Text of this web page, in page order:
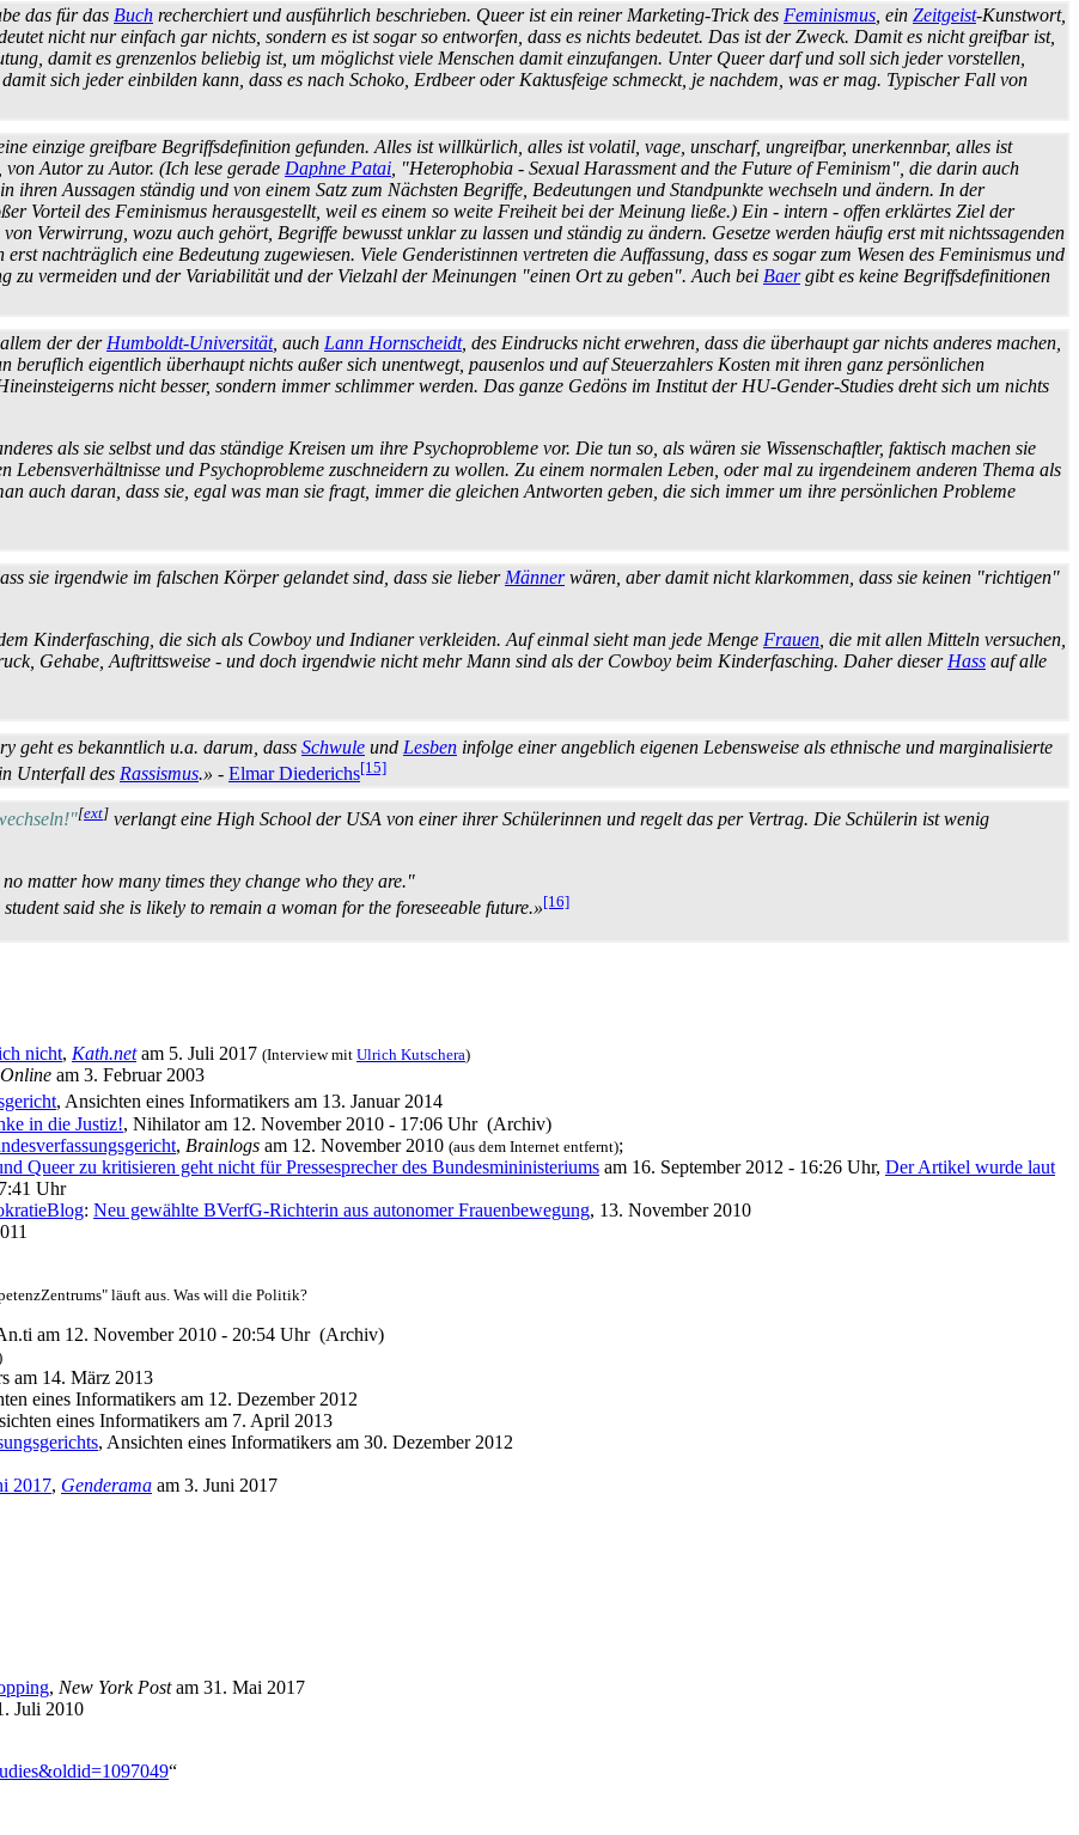
das für das Buch recherchiert und ausführlich beschrieben. Queer ist ein reiner Marketing-Trick des Feminismus , ein Zeitgeist-Kunstwort,
nicht nur einfach gar nichts, sondern es ist sogar so entworfen, dass es nichts bedeutet. Das ist der Zweck. Damit es nicht greifbar ist,
damit es grenzenlos beliebig ist, um möglichst viele Menschen damit einzufangen. Unter Queer darf und soll sich jeder vorstellen,
sich jeder einbilden kann, dass es nach Schoko, Erdbeer oder Kaktusfeige schmeckt, je nachdem, was er mag. Typischer Fall von
einzige greifbare Begriffs­definition gefunden. Alles ist willkürlich, alles ist volatil, vage, unscharf, ungreifbar, unerkennbar, alles ist
Autor zu Autor. (Ich lese gerade Daphne Patai , "Heterophobia - Sexual Harassment and the Future of Feminism", die darin auch
Aussagen ständig und von einem Satz zum Nächsten Begriffe, Bedeutungen und Standpunkte wechseln und ändern. In der
Vorteil des Feminismus herausgestellt, weil es einem so weite Freiheit bei der Meinung ließe.) Ein - intern - offen erklärtes Ziel der
Verwirrung, wozu auch gehört, Begriffe bewusst unklar zu lassen und ständig zu ändern. Gesetze werden häufig erst mit nichts­sagenden
nachträglich eine Bedeutung zugewiesen. Viele Genderistinnen vertreten die Auffassung, dass es sogar zum Wesen des Feminismus und
zu vermeiden und der Variabilität und der Vielzahl der Meinungen "einen Ort zu geben". Auch bei Baergibt es keine Begriffs­definitionen
allem der der Humboldt-Universität, auch Lann Hornscheidt, des Eindrucks nicht erwehren, dass die überhaupt gar nichts anderes machen,
beruflich eigentlich überhaupt nichts außer sich unentwegt, pausenlos und auf Steuer­zahlers Kosten mit ihren ganz persönlichen
nicht besser, sondern immer schlimmer werden. Das ganze Gedöns im Institut der HU-Gender-Studies dreht sich um nichts
als sie selbst und das ständige Kreisen um ihre Psycho­probleme vor. Die tun so, als wären sie Wissenschaftler, faktisch machen sie
Lebens­verhältnisse und Psycho­probleme zuschneidern zu wollen. Zu einem normalen Leben, oder mal zu irgend­einem anderen Thema als
auch daran, dass sie, egal was man sie fragt, immer die gleichen Antworten geben, die sich immer um ihre persönlichen Probleme
sie irgendwie im falschen Körper gelandet sind, dass sie lieber Männerwären, aber damit nicht klarkommen, dass sie keinen "richtigen"
Kinder­fasching, die sich als Cowboy und Indianer verkleiden. Auf einmal sieht man jede Menge Frauen , die mit allen Mitteln versuchen,
Gehabe, Auftrittsweise - und doch irgendwie nicht mehr Mann sind als der Cowboy beim Kinderfasching. Daher dieser Hass auf alle
geht es bekanntlich u.a. darum, dass Schwule und Lesben infolge einer angeblich eigenen Lebensweise als ethnische und marginalisierte
Unterfall des Rassismus.» - Elmar Diederichs[15]
[ext] verlangt eine High School der USA von einer ihrer Schülerinnen und regelt das per Vertrag. Die Schülerin ist wenig
matter how many times they change who they are."
said she is likely to remain a woman for the foreseeable future.»[16]
nicht, Kath.netam 5. Juli 2017 (Interview mit Ulrich Kutschera)
am 3. Februar 2003
, Ansichten eines Informatikers am 13. Januar 2014
in die Justiz!, Nihilator am 12. November 2010 - 17:06 Uhr (Archiv)
, Brainlogs am 12. November 2010 (aus dem Internet entfernt);
Queer zu kritisieren geht nicht für Pressesprecher des Bundesmininisteriums am 16. September 2012 - 16:26 Uhr, Der Artikel wurde laut
Uhr
: Neu gewählte BVerfG-Richterin aus autonomer Frauenbewegung, 13. November 2010
läuft aus. Was will die Politik?
am 12. November 2010 - 20:54 Uhr (Archiv)
am 14. März 2013
eines Informatikers am 12. Dezember 2012
eines Informatikers am 7. April 2013
, Ansichten eines Informatikers am 30. Dezember 2012
2017, Genderama am 3. Juni 2017
, New York Postam 31. Mai 2017
Juli 2010
“